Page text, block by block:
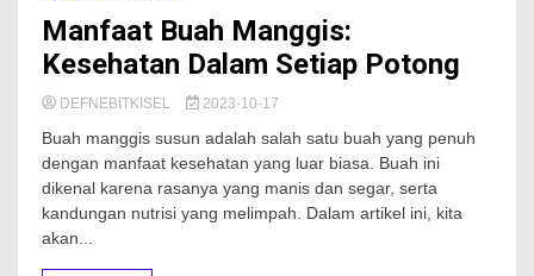
Manfaat Buah Manggis:
Kesehatan Dalam Setiap Potong
DEFNEBITKISEL 2023-10-17
Buah manggis susun adalah salah satu buah yang penuh
dengan manfaat kesehatan yang luar biasa. Buah ini
dikenal karena rasanya yang manis dan segar, serta
kandungan nutrisi yang melimpah. Dalam artikel ini, kita
akan...